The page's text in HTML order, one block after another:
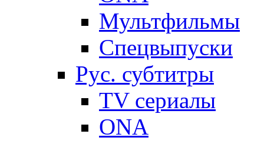
Мультфильмы
Спецвыпуски
Рус. субтитры
TV сериалы
ONA